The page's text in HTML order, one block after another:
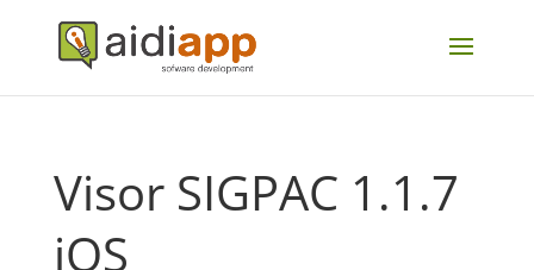
Visor SIGPAC 1.1.7
iOS